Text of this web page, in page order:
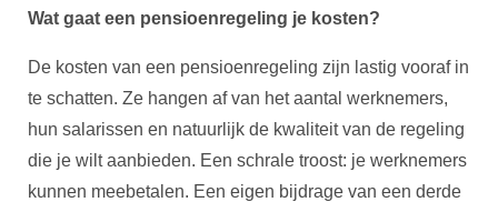
Wat gaat een pensioenregeling je kosten?
De kosten van een pensioenregeling zijn lastig vooraf in
te schatten. Ze hangen af van het aantal werknemers,
hun salarissen en natuurlijk de kwaliteit van de regeling
die je wilt aanbieden. Een schrale troost: je werknemers
kunnen meebetalen. Een eigen bijdrage van een derde